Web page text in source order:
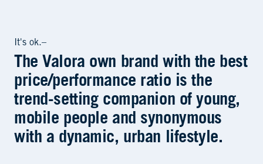
It's ok.–
The Valora own brand with the best
price/performance ratio is the
trend-setting companion of young,
mobile people and synonymous
with a dynamic, urban lifestyle.